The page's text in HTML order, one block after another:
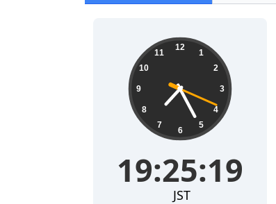
19:25:19 12
1
2
3
4
5
6
7
8
9
10
11
19:25:19
JST